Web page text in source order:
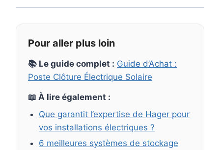
Pour aller plus loin
📚 Le guide complet : Guide d’Achat :
Poste Clôture Électrique Solaire
📖 À lire également :
Que garantit l’expertise de Hager pour
vos installations électriques ?
6 meilleures systèmes de stockage